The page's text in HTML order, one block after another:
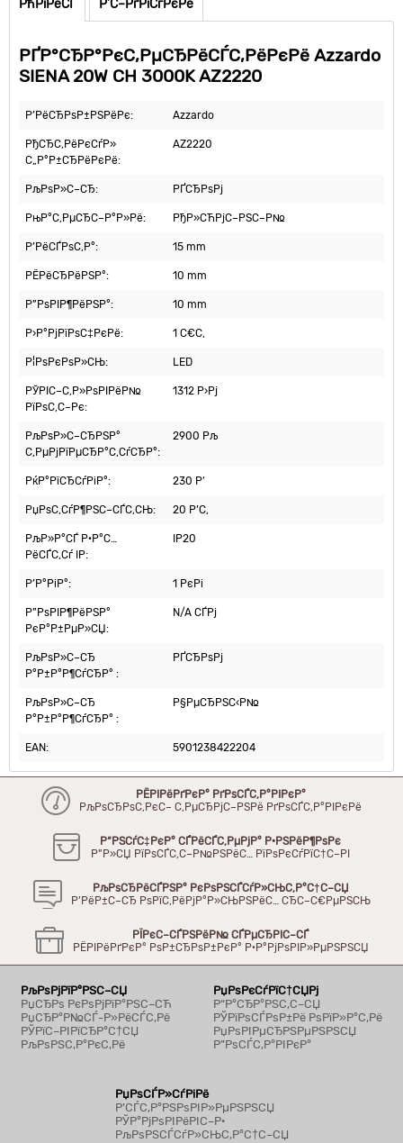
РћРїРёСЃ Р’С–РґРіСѓРєРё
РҐР°СЂР°РєС‚РµСЂРёСЃС‚РёРєРё Azzardo
SIENA 20W CH 3000K AZ2220
Р’РёСЂРѕР±РЅРёРє: Azzardo
РђСЂС‚РёРєСѓР»
С„Р°Р±СЂРёРєРё:
AZ2220
РљРѕР»С–СЂ: РҐСЂРѕРј
РњР°С‚РµСЂС–Р°Р»Рё: РђР»СЋРјС–РЅС–Р№
Р’РёСЃРѕС‚Р°: 15 mm
РЁРёСЂРёРЅР°: 10 mm
Р”РѕРІР¶РёРЅР°: 10 mm
Р›Р°РјРїРѕС‡РєРё: 1 С€С‚
Р¦РѕРєРѕР»СЊ: LED
РЎРІС–С‚Р»РѕРІРёР№
РїРѕС‚С–Рє:
1312 Р›Рј
РљРѕР»С–СЂРЅР°
С‚РµРјРїРµСЂР°С‚СѓСЂР°:
2900 Рљ
РќР°РїСЂСѓРіР°: 230 Р’
РџРѕС‚СѓР¶РЅС–СЃС‚СЊ: 20 Р’С‚
РљР»Р°СЃ Р·Р°С…
РёСЃС‚Сѓ IP:
IP20
Р’Р°РіР°: 1 РєРі
Р”РѕРІР¶РёРЅР°
РєР°Р±РµР»СЏ:
N/A СЃРј
РљРѕР»С–СЂ
Р°Р±Р°Р¶СѓСЂР° :
РҐСЂРѕРј
РљРѕР»С–СЂ
Р°Р±Р°Р¶СѓСЂР° :
Р§РµСЂРЅС‹Р№
EAN: 5901238422204
РЁРІРёРґРєР° РґРѕСЃС‚Р°РІРєР°
РљРѕСЂРѕС‚РєС– С‚РµСЂРјС–РЅРё РґРѕСЃС‚Р°РІРєРё
Р“РЅСѓС‡РєР° СЃРёСЃС‚РµРјР° Р·РЅРёР¶РѕРє
Р”Р»СЏ РїРѕСЃС‚С–Р№РЅРёС… РїРѕРєСѓРїС†С–РІ
РљРѕСЂРёСЃРЅР° РєРѕРЅСЃСѓР»СЊС‚Р°С†С–СЏ
Р’РёР±С–СЂ РѕРїС‚РёРјР°Р»СЊРЅРёС… СЂС–С€РµРЅСЊ
РЇРєС–СЃРЅРёР№ СЃРµСЂРІС–СЃ
РЁРІРёРґРєР° РѕР±СЂРѕР±РєР° Р·Р°РјРѕРІР»РµРЅРЅСЏ
РљРѕРјРїР°РЅС–СЏ
РџСЂРѕ РєРѕРјРїР°РЅС–СЋ
РџСЂР°Р№СЃ-Р»РёСЃС‚Рё
РЎРїС–РІРїСЂР°С†СЏ
РљРѕРЅС‚Р°РєС‚Рё
РџРѕРєСѓРїС†СЏРј
Р“Р°СЂР°РЅС‚С–СЏ
РЎРїРѕСЃРѕР±Рё РѕРїР»Р°С‚Рё
РџРѕРІРµСЂРЅРµРЅРЅСЏ
Р”РѕСЃС‚Р°РІРєР°
РџРѕСЃР»СѓРіРё
Р’СЃС‚Р°РЅРѕРІР»РµРЅРЅСЏ
РЎР°РјРѕРІРёРІС–Р·
РљРѕРЅСЃСѓР»СЊС‚Р°С†С–СЏ